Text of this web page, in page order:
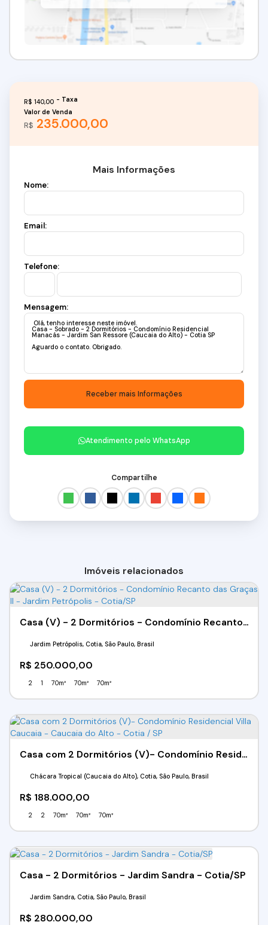
R$ 235.000,00
Valor de Venda
R$ 140,00
Mais Informações
Nome:
Email:
Telefone:
Mensagem:
Atendimento pelo WhatsApp
Compartilhe
Imóveis relacionados
Casa (V) - 2 Dormitórios - Condomínio Recanto das Graças II - Jardim Petrópolis - Cotia/SP
R$ 250.000,00
Jardim Petrópolis, Cotia, São Paulo, Brasil
2 1 70m² 70m² 70m²
Casa com 2 Dormitórios (V)- Condomínio Residencial Villa Caucaia - Caucaia do Alto - Cotia / SP
R$ 188.000,00
Chácara Tropical (Caucaia do Alto), Cotia, São Paulo, Brasil
2 2 70m² 70m² 70m²
Casa - 2 Dormitórios - Jardim Sandra - Cotia/SP
R$ 280.000,00
Jardim Sandra, Cotia, São Paulo, Brasil